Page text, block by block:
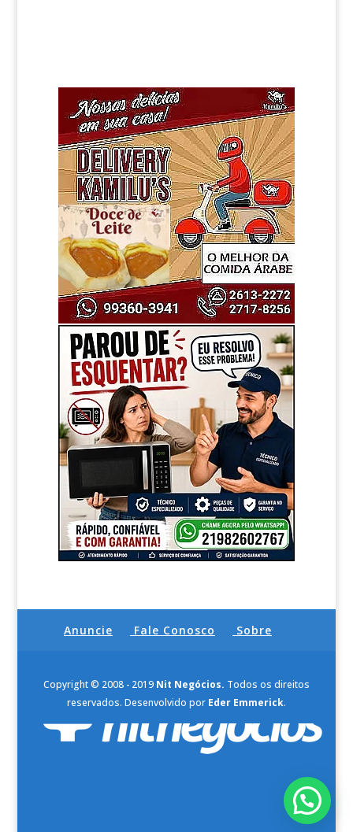
Anuncie Fale Conosco Sobre
Copyright © 2008 - 2019 Nit Negócios. Todos os direitos
reservados. Desenvolvido por Eder Emmerick.